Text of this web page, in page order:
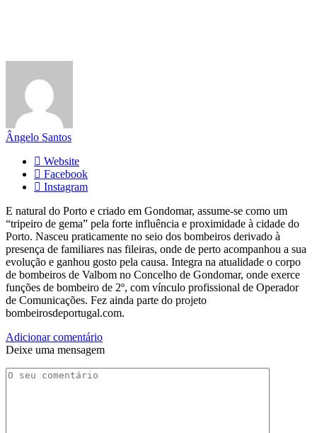
Ângelo Santos
Website
Facebook
Instagram
E natural do Porto e criado em Gondomar, assume-se como um
“tripeiro de gema” pela forte influência e proximidade à cidade do
Porto. Nasceu praticamente no seio dos bombeiros derivado à
presença de familiares nas fileiras, onde de perto acompanhou a sua
evolução e ganhou gosto pela causa. Integra na atualidade o corpo
de bombeiros de Valbom no Concelho de Gondomar, onde exerce
funções de bombeiro de 2º, com vínculo profissional de Operador
de Comunicações. Fez ainda parte do projeto
bombeirosdeportugal.com.
Adicionar comentário
Deixe uma mensagem